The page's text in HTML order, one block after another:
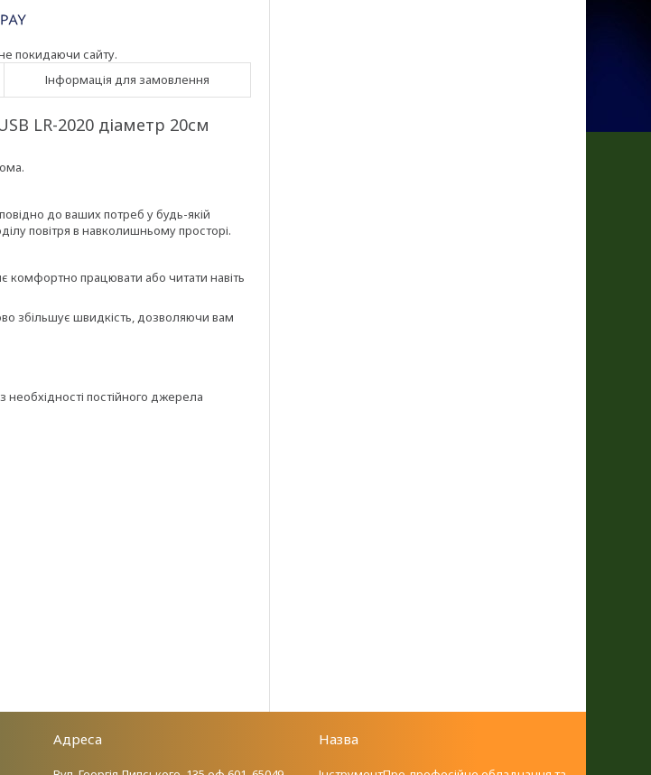
покидаючи сайту.
Інформація для замовлення
LR-2020 діаметр 20см
до ваших потреб у будь-якій
повітря в навколишньому просторі.
працювати або читати навіть
збільшує швидкість, дозволяючи вам
постійного джерела
Адреса Назва